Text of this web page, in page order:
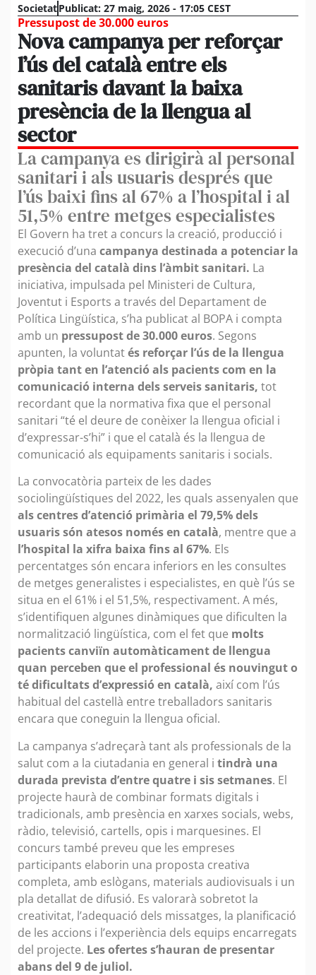
SocietatPublicat: 27 maig, 2026 - 17:05 CEST
Pressupost de 30.000 euros
Nova campanya per reforçar
l’ús del català entre els
sanitaris davant la baixa
presència de la llengua al
sector
La campanya es dirigirà al personal
sanitari i als usuaris després que
l’ús baixi fins al 67% a l’hospital i al
51,5% entre metges especialistes
El Govern ha tret a concurs la creació, producció i
execució d’una campanya destinada a potenciar la
presència del català dins l’àmbit sanitari. La
iniciativa, impulsada pel Ministeri de Cultura,
Joventut i Esports a través del Departament de
Política Lingüística, s’ha publicat al BOPA i compta
amb un pressupost de 30.000 euros. Segons
apunten, la voluntatés reforçar l’ús de la llengua
pròpia tant en l’atenció als pacients com en la
comunicació interna dels serveis sanitaris, tot
recordant que la normativa fixa que el personal
sanitari “té el deure de conèixer la llengua oficial i
d’expressar-s’hi” i que el català és la llengua de
comunicació als equipaments sanitaris i socials.
La convocatòria parteix de les dades
sociolingüístiques del 2022, les quals assenyalen que
als centres d’atenció primària el 79,5% dels
usuaris són atesos només en català, mentre que a
l’hospital la xifra baixa fins al 67%. Els
percentatges són encara inferiors en les consultes
de metges generalistes i especialistes, en què l’ús se
situa en el 61% i el 51,5%, respectivament. A més,
s’identifiquen algunes dinàmiques que dificulten la
normalització lingüística, com el fet que molts
pacients canviïn automàticament de llengua
quan perceben que el professional és nouvingut o
té dificultats d’expressió en català, així com l’ús
habitual del castellà entre treballadors sanitaris
encara que coneguin la llengua oficial.
La campanya s’adreçarà tant als professionals de la
salut com a la ciutadania en general i tindrà una
durada prevista d’entre quatre i sis setmanes. El
projecte haurà de combinar formats digitals i
tradicionals, amb presència en xarxes socials, webs,
ràdio, televisió, cartells, opis i marquesines. El
concurs també preveu que les empreses
participants elaborin una proposta creativa
completa, amb eslògans, materials audiovisuals i un
pla detallat de difusió. Es valorarà sobretot la
creativitat, l’adequació dels missatges, la planificació
de les accions i l’experiència dels equips encarregats
del projecte. Les ofertes s’hauran de presentar
abans del 9 de juliol.